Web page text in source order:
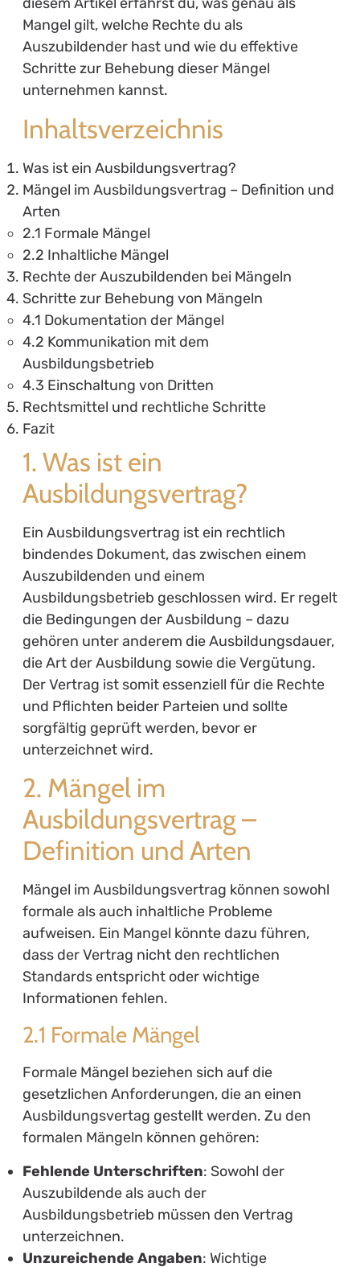
Mangel gilt, welche Rechte du als
Auszubildender hast und wie du effektive
Schritte zur Behebung dieser Mängel
unternehmen kannst.
Inhaltsverzeichnis
Was ist ein Ausbildungsvertrag?
Mängel im Ausbildungsvertrag – Definition und
Arten
2.1 Formale Mängel
2.2 Inhaltliche Mängel
Rechte der Auszubildenden bei Mängeln
Schritte zur Behebung von Mängeln
4.1 Dokumentation der Mängel
4.2 Kommunikation mit dem
Ausbildungsbetrieb
4.3 Einschaltung von Dritten
Rechtsmittel und rechtliche Schritte
Fazit
1. Was ist ein
Ausbildungsvertrag?
Ein Ausbildungsvertrag ist ein rechtlich
bindendes Dokument, das zwischen einem
Auszubildenden und einem
Ausbildungsbetrieb geschlossen wird. Er regelt
die Bedingungen der Ausbildung – dazu
gehören unter anderem die Ausbildungsdauer,
die Art der Ausbildung sowie die Vergütung.
Der Vertrag ist somit essenziell für die Rechte
und Pflichten beider Parteien und sollte
sorgfältig geprüft werden, bevor er
unterzeichnet wird.
2. Mängel im
Ausbildungsvertrag –
Definition und Arten
Mängel im Ausbildungsvertrag können sowohl
formale als auch inhaltliche Probleme
aufweisen. Ein Mangel könnte dazu führen,
dass der Vertrag nicht den rechtlichen
Standards entspricht oder wichtige
Informationen fehlen.
2.1 Formale Mängel
Formale Mängel beziehen sich auf die
gesetzlichen Anforderungen, die an einen
Ausbildungsvertag gestellt werden. Zu den
formalen Mängeln können gehören:
Fehlende Unterschriften: Sowohl der
Auszubildende als auch der
Ausbildungsbetrieb müssen den Vertrag
unterzeichnen.
Unzureichende Angaben: Wichtige